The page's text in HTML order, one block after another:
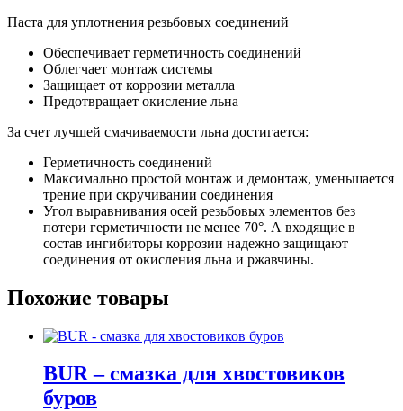
Паста для уплотнения резьбовых соединений
Обеспечивает герметичность соединений
Облегчает монтаж системы
Защищает от коррозии металла
Предотвращает окисление льна
За счет лучшей смачиваемости льна достигается:
Герметичность соединений
Максимально простой монтаж и демонтаж, уменьшается
трение при скручивании соединения
Угол выравнивания осей резьбовых элементов без
потери герметичности не менее 70°. А входящие в
состав ингибиторы коррозии надежно защищают
соединения от окисления льна и ржавчины.
Похожие товары
BUR – смазка для хвостовиков
буров